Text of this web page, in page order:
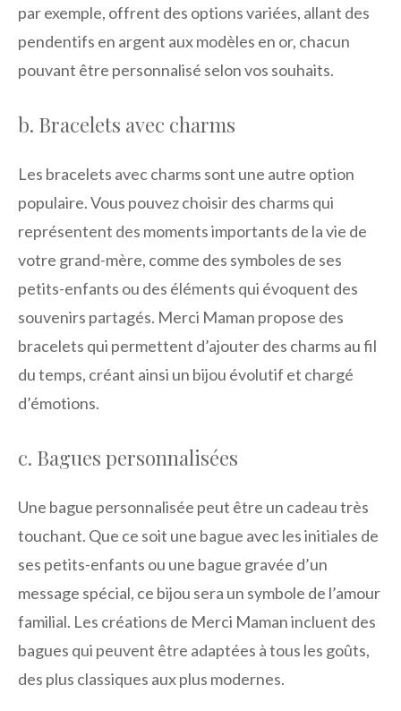
par exemple, offrent des options variées, allant des
pendentifs en argent aux modèles en or, chacun
pouvant être personnalisé selon vos souhaits.
b. Bracelets avec charms
Les bracelets avec charms sont une autre option
populaire. Vous pouvez choisir des charms qui
représentent des moments importants de la vie de
votre grand-mère, comme des symboles de ses
petits-enfants ou des éléments qui évoquent des
souvenirs partagés. Merci Maman propose des
bracelets qui permettent d’ajouter des charms au fil
du temps, créant ainsi un bijou évolutif et chargé
d’émotions.
c. Bagues personnalisées
Une bague personnalisée peut être un cadeau très
touchant. Que ce soit une bague avec les initiales de
ses petits-enfants ou une bague gravée d’un
message spécial, ce bijou sera un symbole de l’amour
familial. Les créations de Merci Maman incluent des
bagues qui peuvent être adaptées à tous les goûts,
des plus classiques aux plus modernes.